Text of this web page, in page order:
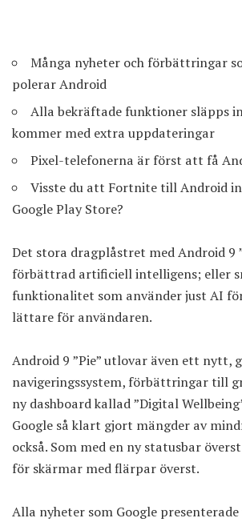
Många nyheter och förbättringar
polerar Android
Alla bekräftade funktioner släpps
kommer med extra uppdateringar
Pixel-telefonerna är först att få
Visste du att Fortnite till Android
Google Play Store?
Det stora dragplåstret med Android 9
förbättrad artificiell intelligens; eller
funktionalitet som använder just AI
lättare för användaren.
Android 9 ”Pie” utlovar även ett nytt,
navigeringssystem, förbättringar till
ny dashboard kallad ”Digital
Google så klart gjort mängder av
också. Som med en ny statusbar
för skärmar med flärpar överst.
Alla nyheter som Google